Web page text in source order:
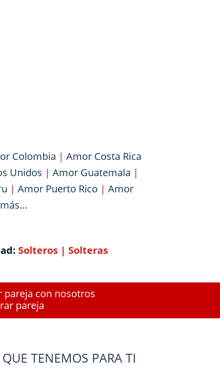
Colombia | Amor Costa Rica
Unidos | Amor Guatemala |
| Amor Puerto Rico | Amor
más...
Solteros| Solteras
pareja con nosotros
pareja
TENEMOS PARA TI